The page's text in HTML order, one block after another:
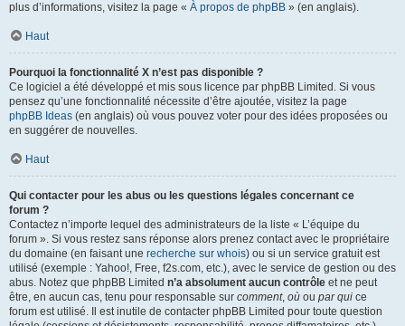
plus d’informations, visitez la page « À propos de phpBB » (en anglais).
Haut
Pourquoi la fonctionnalité X n’est pas disponible ?
Ce logiciel a été développé et mis sous licence par phpBB Limited. Si vous
pensez qu’une fonctionnalité nécessite d’être ajoutée, visitez la page
phpBB Ideas (en anglais) où vous pouvez voter pour des idées proposées ou
en suggérer de nouvelles.
Haut
Qui contacter pour les abus ou les questions légales concernant ce
forum ?
Contactez n’importe lequel des administrateurs de la liste « L’équipe du
forum ». Si vous restez sans réponse alors prenez contact avec le propriétaire
du domaine (en faisant une recherche sur whois) ou si un service gratuit est
utilisé (exemple : Yahoo!, Free, f2s.com, etc.), avec le service de gestion ou des
abus. Notez que phpBB Limited n’a absolument aucun contrôle et ne peut
être, en aucun cas, tenu pour responsable sur comment, où ou par qui ce
forum est utilisé. Il est inutile de contacter phpBB Limited pour toute question